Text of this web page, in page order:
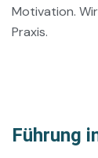
Motivation.
Praxis.
Führung